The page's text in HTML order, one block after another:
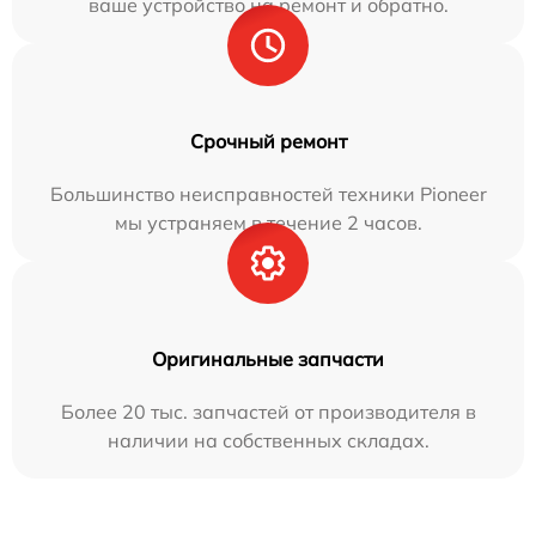
Срочный ремонт
Большинство неисправностей техники Pioneer
мы устраняем в течение 2 часов.
Оригинальные запчасти
Более 20 тыс. запчастей от производителя в
наличии на собственных складах.